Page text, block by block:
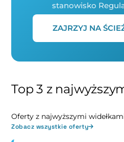
stanowisko
ZAJRZYJ NA
Top 3 z
Oferty z najwyższymi
Zobacz wszystkie oferty